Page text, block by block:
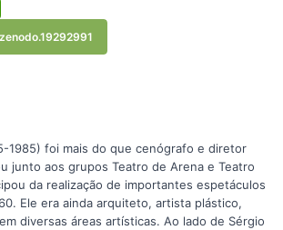
1985) foi mais do que cenógrafo e diretor
junto aos grupos Teatro de Arena e Teatro
da realização de importantes espetáculos
Ele era ainda arquiteto, artista plástico,
diversas áreas artísticas. Ao lado de Sérgio